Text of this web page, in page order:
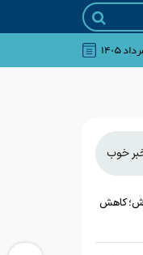
خوب
کاهش